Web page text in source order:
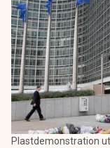
Plastdemonstration